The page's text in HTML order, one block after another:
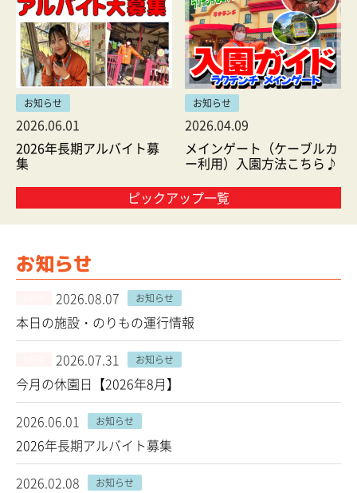
お知らせ
2026.06.01
2026年長期アルバイト募
集
お知らせ
2026.04.09
メインゲート（ケーブルカ
ー利用）入園方法こちら♪
ピックアップ一覧
お知らせ
2026.08.07 お知らせ
本日の施設・のりもの運行情報
2026.07.31 お知らせ
今月の休園日【2026年8月】
2026.06.01
お知らせ
2026年長期アルバイト募集
2026.02.08
お知らせ